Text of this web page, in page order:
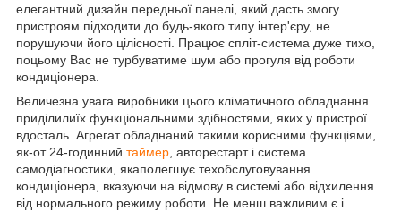
елегантний дизайн передньої панелі, який дасть змогу
пристроям підходити до будь-якого типу інтер'єру, не
порушуючи його цілісності. Працює спліт-система дуже тихо,
поцьому Вас не турбуватиме шум або прогуля від роботи
кондиціонера.
Величезна увага виробники цього кліматичного обладнання
приділилиїх функціональними здібностями, яких у пристрої
вдосталь. Агрегат обладнаний такими корисними функціями,
як-от24-годинний таймер , авторестарт і система
самодіагностики, якаполегшує техобслуговування
кондиціонера, вказуючи на відмову в системі або відхилення
від нормального режиму роботи. Не менш важливим є і